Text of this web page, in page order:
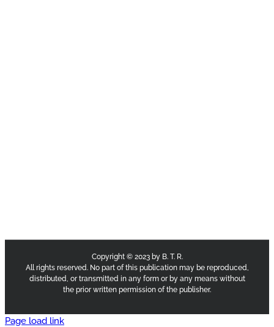
Copyright © 2023 by B. T. R.
All rights reserved. No part of this publication may be reproduced,
distributed, or transmitted in any form or by any means without
the prior written permission of the publisher.
Page load link